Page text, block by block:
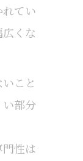
てい
くな
こと
部分
性は